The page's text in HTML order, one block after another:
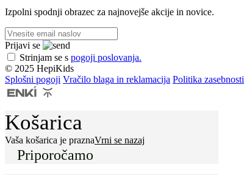
Izpolni spodnji obrazec za najnovejše akcije in novice.
Prijavi se
Strinjam se s pogoji poslovanja.
© 2025 HepiKids
Splošni pogoji Vračilo blaga in reklamacija Politika zasebnosti
Košarica
Vaša košarica je praznaVrni se nazaj
Priporočamo